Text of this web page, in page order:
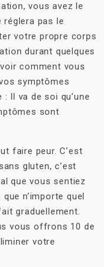
vous avez le
réglera pas le
votre propre corps
durant quelques
comment vous
symptômes
Il va de soi qu’une
sont
faire peur. C’est
gluten, c’est
que vous sentiez
n’importe quel
graduellement.
vous offrons 10 de
votre